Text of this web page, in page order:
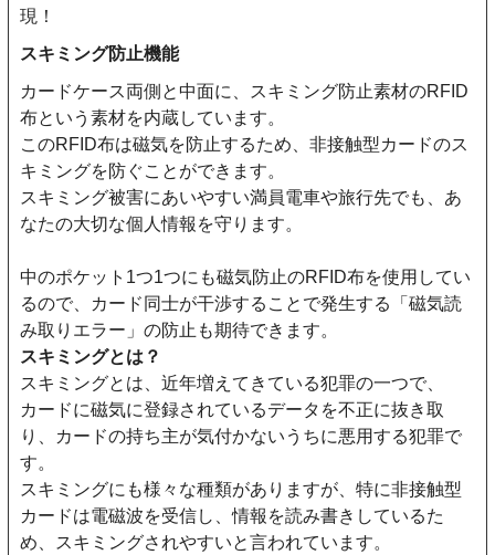
現！
スキミング防止機能
カードケース両側と中面に、スキミング防止素材のRFID
布という素材を内蔵しています。
このRFID布は磁気を防止するため、非接触型カードのス
キミングを防ぐことができます。
スキミング被害にあいやすい満員電車や旅行先でも、あ
なたの大切な個人情報を守ります。
中のポケット1つ1つにも磁気防止のRFID布を使用してい
るので、カード同士が干渉することで発生する「磁気読
み取りエラー」の防止も期待できます。
スキミングとは？
スキミングとは、近年増えてきている犯罪の一つで、
カードに磁気に登録されているデータを不正に抜き取
り、カードの持ち主が気付かないうちに悪用する犯罪で
す。
スキミングにも様々な種類がありますが、特に非接触型
カードは電磁波を受信し、情報を読み書きしているた
め、スキミングされやすいと言われています。